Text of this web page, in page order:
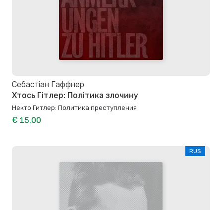
Себастіан Гаффнер
Хтось Гітлер: Політика злочину
Некто Гитлер: Политика преступления
€ 15,00
RUS